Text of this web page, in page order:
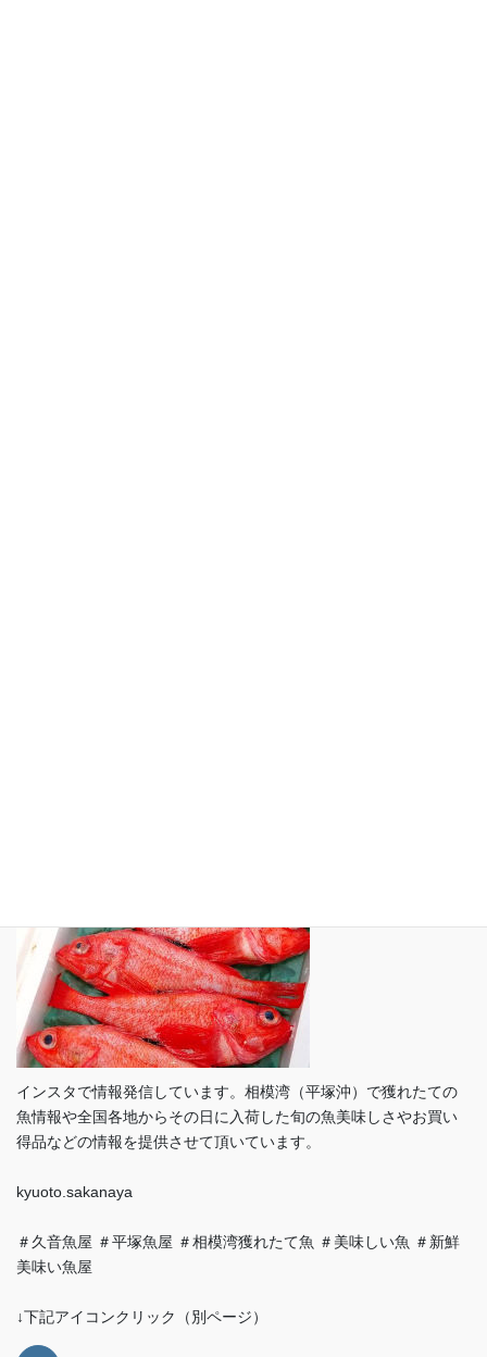
インスタで情報発信しています。相模湾（平塚沖）で獲れたての
魚情報や全国各地からその日に入荷した旬の魚美味しさやお買い
得品などの情報を提供させて頂いています。
kyuoto.sakanaya
＃久音魚屋 ＃平塚魚屋 ＃相模湾獲れたて魚 ＃美味しい魚 ＃新鮮
美味い魚屋
↓下記アイコンクリック（別ページ）